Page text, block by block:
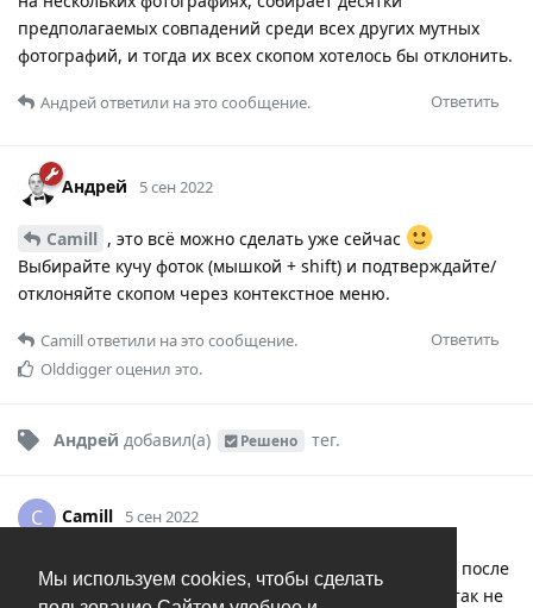
Мы используем cookies, чтобы сделать
предполагаемых совпадений среди всех других мутных
фотографий, и тогда их всех скопом хотелось бы отклонить.
Ответить
Андрейответили на это сообщение.
Андрей 5 сен 2022
Camill , это всё можно сделать уже сейчас
Выбирайте кучу фоток (мышкой + shift) и подтверждайте/
отклоняйте скопом через контекстное меню.
Ответить
Camillответили на это сообщение.
Olddiggerоценил это.
Андрей добавил(а) Решено тег.
C Camill 5 сен 2022
Андрей
действительно. Только они упрыгивают после
отметки куда-то, из-за этого я сначала подумал, что так не